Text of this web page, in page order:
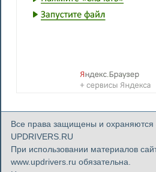
Все права защищены и
UPDRIVERS.RU
При использовании материалов
www.updrivers.ru обязательна.